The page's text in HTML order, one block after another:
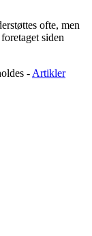
ofte, men
siden
- Artikler